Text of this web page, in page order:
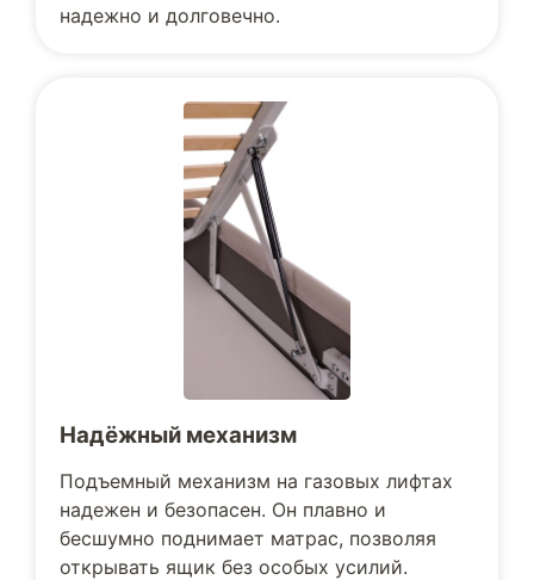
надежно и долговечно.
Надёжный механизм
Подъемный механизм на газовых лифтах
надежен и безопасен. Он плавно и
бесшумно поднимает матрас, позволяя
открывать ящик без особых усилий.